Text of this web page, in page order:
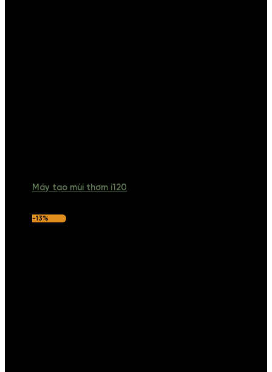
Máy tạo mùi thơm i120
-13%